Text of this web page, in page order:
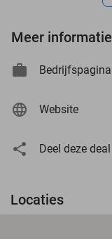
Meer informatie
Bedrijfspagina
Website
Deel deze deal
Locaties